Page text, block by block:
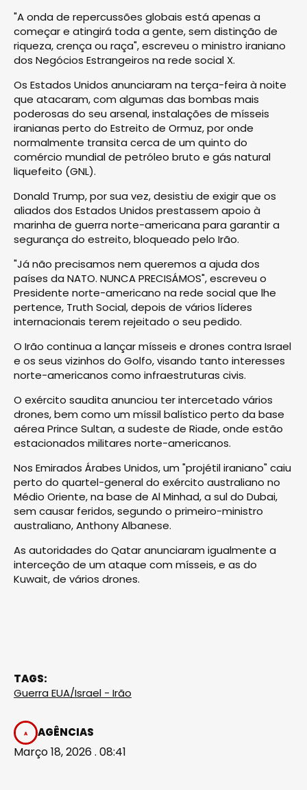
"A onda de repercussões globais está apenas a
começar e atingirá toda a gente, sem distinção de
riqueza, crença ou raça", escreveu o ministro iraniano
dos Negócios Estrangeiros na rede social X.
Os Estados Unidos anunciaram na terça-feira à noite
que atacaram, com algumas das bombas mais
poderosas do seu arsenal, instalações de mísseis
iranianas perto do Estreito de Ormuz, por onde
normalmente transita cerca de um quinto do
comércio mundial de petróleo bruto e gás natural
liquefeito (GNL).
Donald Trump, por sua vez, desistiu de exigir que os
aliados dos Estados Unidos prestassem apoio à
marinha de guerra norte-americana para garantir a
segurança do estreito, bloqueado pelo Irão.
"Já não precisamos nem queremos a ajuda dos
países da NATO. NUNCA PRECISÁMOS", escreveu o
Presidente norte-americano na rede social que lhe
pertence, Truth Social, depois de vários líderes
internacionais terem rejeitado o seu pedido.
O Irão continua a lançar mísseis e drones contra Israel
e os seus vizinhos do Golfo, visando tanto interesses
norte-americanos como infraestruturas civis.
O exército saudita anunciou ter intercetado vários
drones, bem como um míssil balístico perto da base
aérea Prince Sultan, a sudeste de Riade, onde estão
estacionados militares norte-americanos.
Nos Emirados Árabes Unidos, um "projétil iraniano" caiu
perto do quartel-general do exército australiano no
Médio Oriente, na base de Al Minhad, a sul do Dubai,
sem causar feridos, segundo o primeiro-ministro
australiano, Anthony Albanese.
As autoridades do Qatar anunciaram igualmente a
interceção de um ataque com mísseis, e as do
Kuwait, de vários drones.
TAGS:
Guerra EUA/Israel - Irão
AGÊNCIAS
Março 18, 2026 . 08:41